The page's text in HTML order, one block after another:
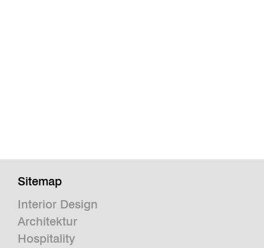
Sitemap
Interior Design
Architektur
Hospitality